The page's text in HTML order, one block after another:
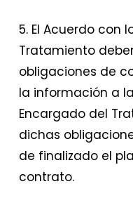
5. El Acuerdo con
Tratamiento
obligaciones de
la información a
Encargado del
dichas
de finalizado el
contrato.